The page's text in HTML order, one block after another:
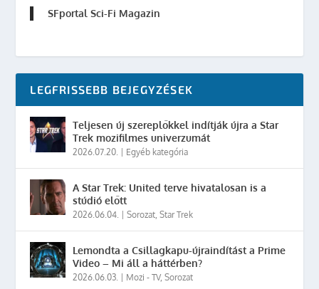
SFportal Sci-Fi Magazin
LEGFRISSEBB BEJEGYZÉSEK
Teljesen új szereplőkkel indítják újra a Star
Trek mozifilmes univerzumát
2026.07.20. Egyéb kategória
A Star Trek: United terve hivatalosan is a
stúdió előtt
2026.06.04. |Sorozat,Star Trek
Lemondta a Csillagkapu-újraindítást a Prime
Video – Mi áll a háttérben?
2026.06.03. Mozi - TV,Sorozat